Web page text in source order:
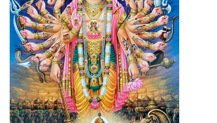
Книги
Аудио
Видео
Контакты
Наши контакты
Помощь Швета Двипе